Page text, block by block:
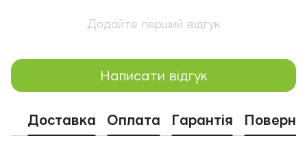
Додайте перший відгук
Написати відгук
Доставка Оплата Гарантія